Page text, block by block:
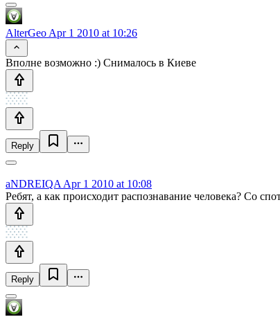
AlterGeo Apr 1 2010 at 10:26
Вполне возможно :) Снималось в Киеве
Reply
aNDREIQA Apr 1 2010 at 10:08
Ребят, а как происходит распознавание человека? Со
Reply